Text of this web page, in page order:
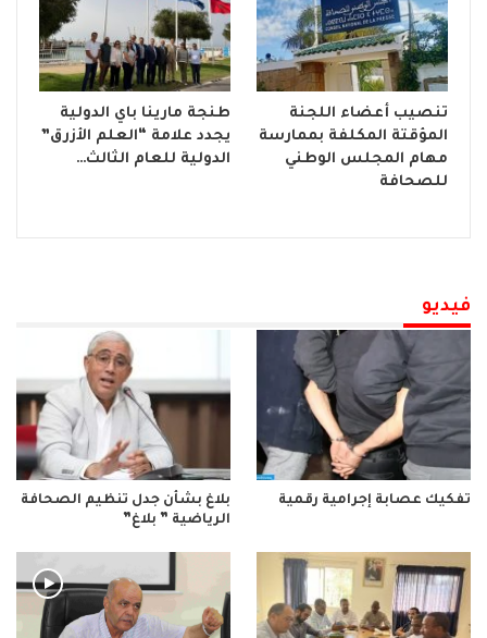
تنصيب أعضاء اللجنة
المؤقتة المكلفة بممارسة
مهام المجلس الوطني
للصحافة
طنجة مارينا باي الدولية
يجدد علامة “العلم الأزرق”
الدولية للعام الثالث…
فيديو
تفكيك عصابة إجرامية رقمية
بلاغ بشأن جدل تنظيم الصحافة
الرياضية ” بلاغ”